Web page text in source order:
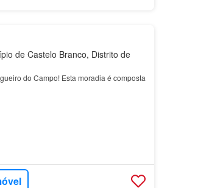
de Castelo Branco, Distrito de
do Campo! Esta moradia é composta